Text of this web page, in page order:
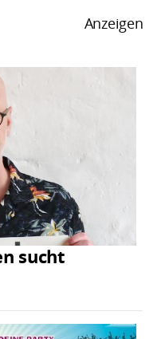
Anzeigen
sucht